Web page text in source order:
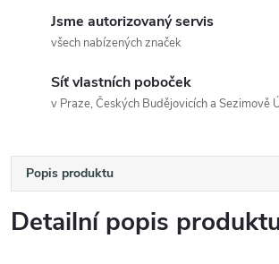
Jsme autorizovaný servis
všech nabízených značek
Síť vlastních poboček
v Praze, Českých Budějovicích a Sezimově
Popis produktu
Detailní popis